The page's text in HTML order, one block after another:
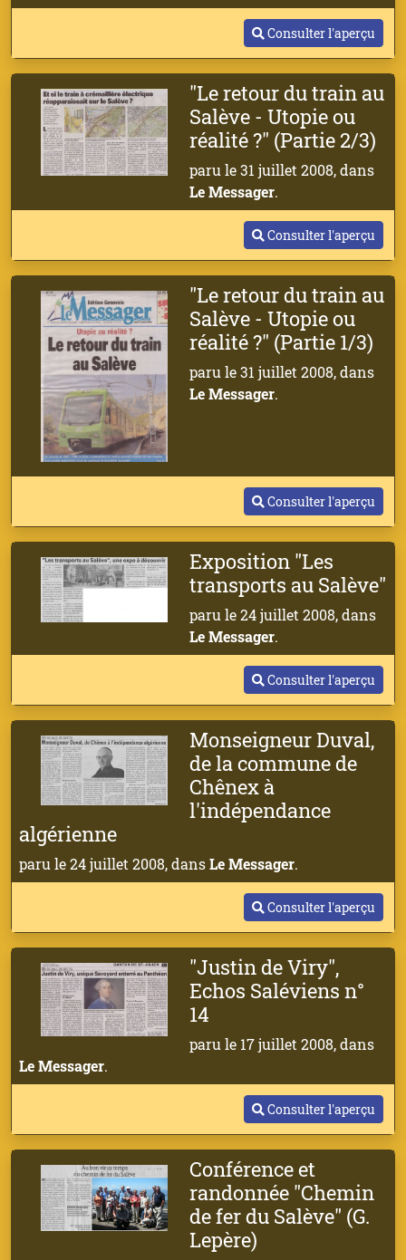
Consulter l'aperçu
"Le retour du train au
Salève - Utopie ou
réalité ?" (Partie 2/3)
paru le 31 juillet 2008, dans
Le Messager.
Consulter l'aperçu
"Le retour du train au
Salève - Utopie ou
réalité ?" (Partie 1/3)
paru le 31 juillet 2008, dans
Le Messager.
Consulter l'aperçu
Exposition "Les
transports au Salève"
paru le 24 juillet 2008, dans
Le Messager.
Consulter l'aperçu
Monseigneur Duval,
de la commune de
Chênex à
l'indépendance
algérienne
paru le 24 juillet 2008, dansLe Messager.
Consulter l'aperçu
"Justin de Viry",
Echos Saléviens n°
14
paru le 17 juillet 2008, dans
Le Messager.
Consulter l'aperçu
Conférence et
randonnée "Chemin
de fer du Salève" (G.
Lepère)